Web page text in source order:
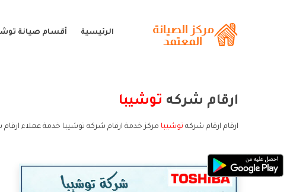
الرئيسية أقسام صيانة
ارقام شركه توشيبا
ارقام ارقام شركه توشيبا مركز خدمة ارقام شركه توشيبا خدمة عملاء